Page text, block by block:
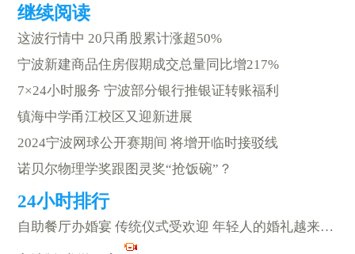
这波行情中 20只甬股累计涨超50%
宁波新建商品住房假期成交总量同比增217%
7×24小时服务 宁波部分银行推银证转账福利
镇海中学甬江校区又迎新进展
2024宁波网球公开赛期间 将增开临时接驳线
诺贝尔物理学奖跟图灵奖“抢饭碗”？
自助餐厅办婚宴 传统仪式受欢迎 年轻人的婚礼越来越有个性